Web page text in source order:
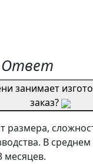
Ответ
занимает
заказ?
размера,
В
месяцев.